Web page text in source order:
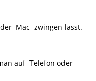
Mac zwingen lässt.
auf Telefon oder